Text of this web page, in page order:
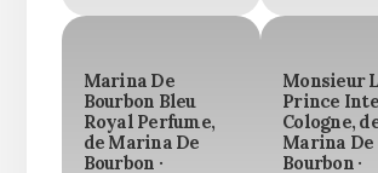
Marina De
Bourbon Bleu
Royal Perfume,
de Marina De
Bourbon ·
Monsieur
Prince
Cologne,
Marina De
Bourbon ·